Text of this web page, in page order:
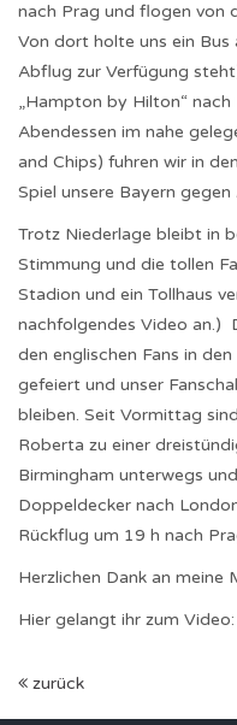
nach Prag und flogen von
Von dort holte uns ein Bus
Abflug zur Verfügung
„Hampton by Hilton“
Abendessen im nahe
and Chips) fuhren wir in
Spiel unsere Bayern gegen
Trotz Niederlage bleibt in
Stimmung und die tollen
Stadion und ein Tollhaus
nachfolgendes Video an.)
den englischen Fans in
gefeiert und unser
bleiben. Seit Vormittag
Roberta zu einer
Birmingham unterwegs
Doppeldecker nach
Rückflug um 19 h nach
Herzlichen Dank an meine
Hier gelangt ihr zum Video:
zurück